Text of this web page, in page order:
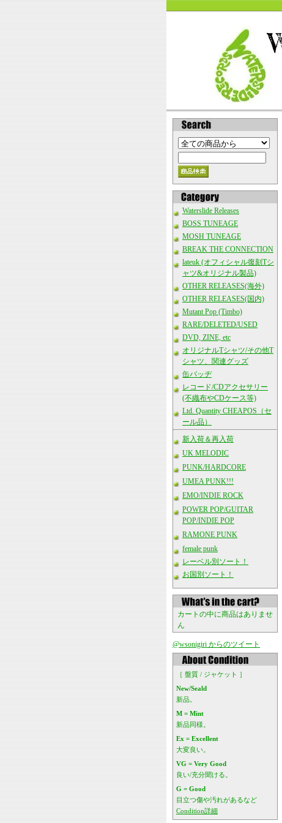
Waterslide Releases
BOSS TUNEAGE
MOSH TUNEAGE
BREAK THE CONNECTION
lateuk (オフィシャル復刻Tシ
ャツ&オリジナル製品)
OTHER RELEASES(海外)
OTHER RELEASES(国内)
Mutant Pop (Timbo)
RARE/DELETED/USED
DVD, ZINE, etc
オリジナルTシャツ/その他T
シャツ、関連グッズ
缶バッヂ
レコード/CDアクセサリー
(不織布やCDケース等)
Ltd. Quantity CHEAPOS（セ
ール品）
新入荷＆再入荷
UK MELODIC
PUNK/HARDCORE
UMEA PUNK!!!
EMO/INDIE ROCK
POWER POP/GUITAR
POP/INDIE POP
RAMONE PUNK
female punk
レーベル別ソート！
お国別ソート！
カートの中に商品はありませ
ん
@wsonigiri からのツイート
［ 盤質 / ジャケット ］
New/Seald
新品。
M = Mint
新品同様。
Ex = Excellent
大変良い。
VG = Very Good
良い/充分聞ける。
G = Good
目立つ傷や汚れがあるなど
Condition詳細